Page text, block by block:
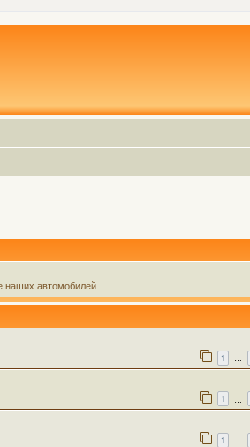
наших автомобилей
1 …
1
1 …